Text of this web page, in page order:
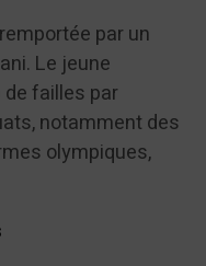
par un
Le jeune
failles par
notamment des
olympiques,